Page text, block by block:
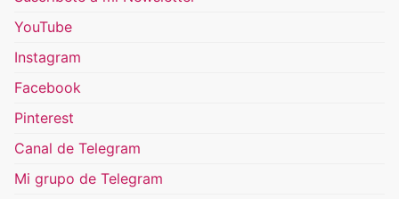
YouTube
Instagram
Facebook
Pinterest
Canal de Telegram
Mi grupo de Telegram